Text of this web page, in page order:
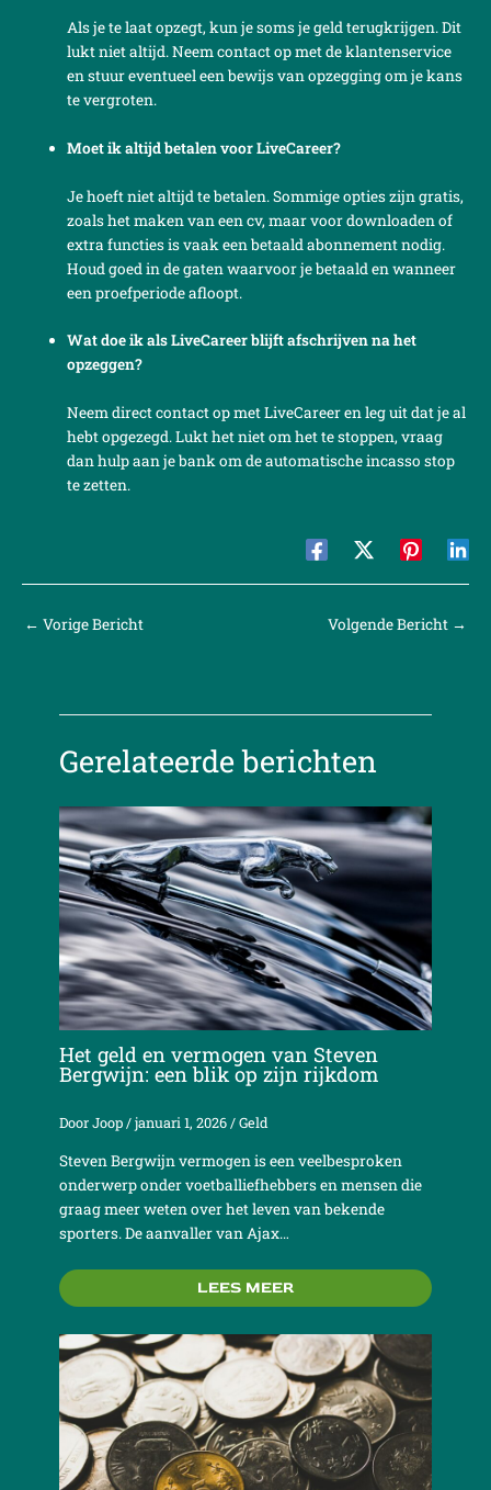
Als je te laat opzegt, kun je soms je geld terugkrijgen. Dit
lukt niet altijd. Neem contact op met de klantenservice
en stuur eventueel een bewijs van opzegging om je kans
te vergroten.
Moet ik altijd betalen voor LiveCareer?
Je hoeft niet altijd te betalen. Sommige opties zijn gratis,
zoals het maken van een cv, maar voor downloaden of
extra functies is vaak een betaald abonnement nodig.
Houd goed in de gaten waarvoor je betaald en wanneer
een proefperiode afloopt.
Wat doe ik als LiveCareer blijft afschrijven na het
opzeggen?
Neem direct contact op met LiveCareer en leg uit dat je al
hebt opgezegd. Lukt het niet om het te stoppen, vraag
dan hulp aan je bank om de automatische incasso stop
te zetten.
← Vorige Bericht Volgende Bericht →
Gerelateerde berichten
Het geld en vermogen van Steven
Bergwijn: een blik op zijn rijkdom
DoorJoop/januari 1, 2026/Geld
Steven Bergwijn vermogen is een veelbesproken
onderwerp onder voetballiefhebbers en mensen die
graag meer weten over het leven van bekende
sporters. De aanvaller van Ajax…
LEES MEER